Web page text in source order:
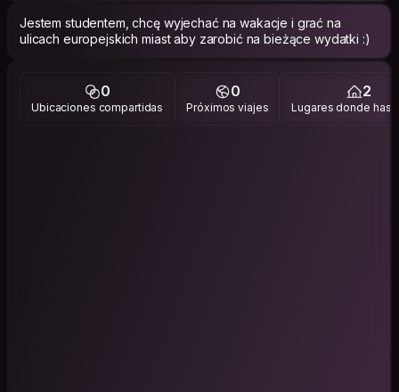
Jestem studentem, chcę wyjechać na wakacje i grać na
ulicach europejskich miast aby zarobić na bieżące wydatki :)
0
Ubicaciones compartidas
0
Próximos viajes
2
Lugares donde has